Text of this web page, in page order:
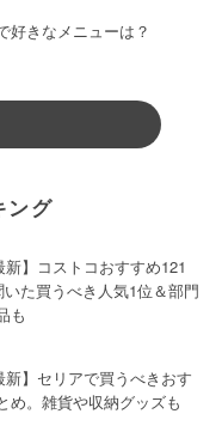
好きなメニューは？
ング
新】コストコおすすめ121
た買うべき人気1位＆部門
も
新】セリアで買うべきおす
め。雑貨や収納グッズも